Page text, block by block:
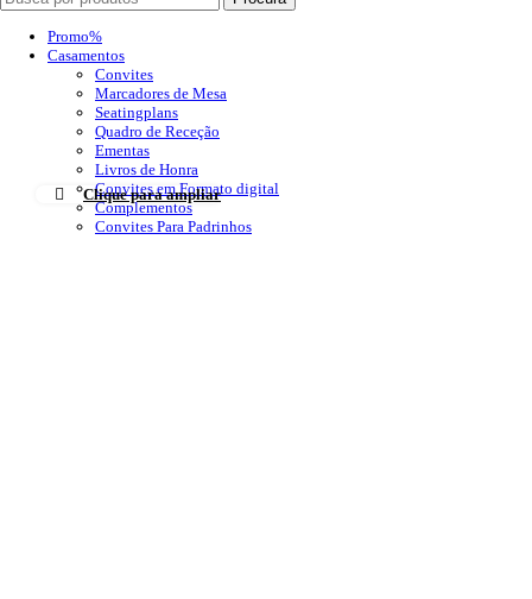
Clique para ampliar
Promo%
Casamentos
Convites
Marcadores de Mesa
Seatingplans
Quadro de Receção
Ementas
Livros de Honra
Convites em Formato digital
Complementos
Convites Para Padrinhos